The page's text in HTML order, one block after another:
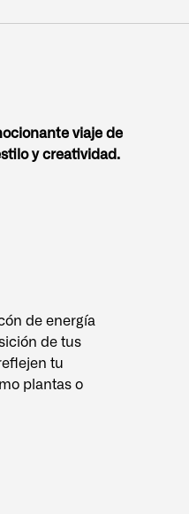
viaje de
y creatividad.
de energía
de tus
tu
plantas o